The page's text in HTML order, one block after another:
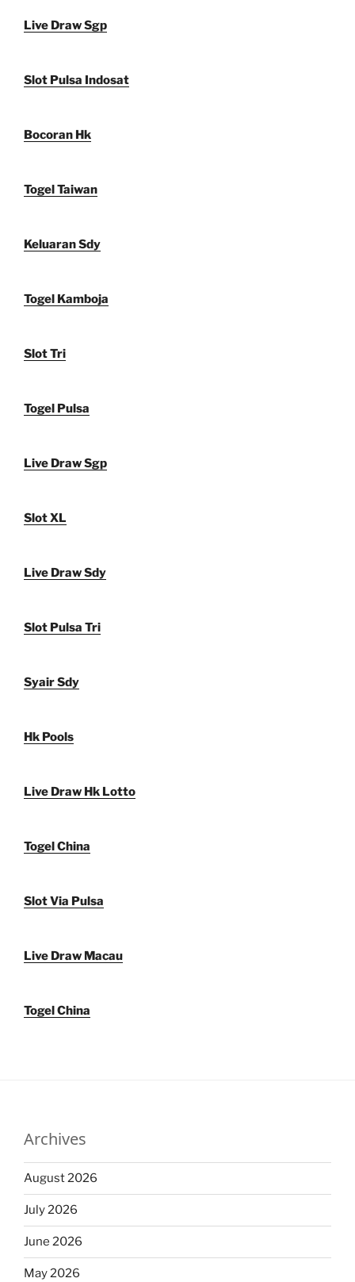
Live Draw Sgp
Slot Pulsa Indosat
Bocoran Hk
Togel Taiwan
Keluaran Sdy
Togel Kamboja
Slot Tri
Togel Pulsa
Live Draw Sgp
Slot XL
Live Draw Sdy
Slot Pulsa Tri
Syair Sdy
Hk Pools
Live Draw Hk Lotto
Togel China
Slot Via Pulsa
Live Draw Macau
Togel China
Archives
August 2026
July 2026
June 2026
May 2026